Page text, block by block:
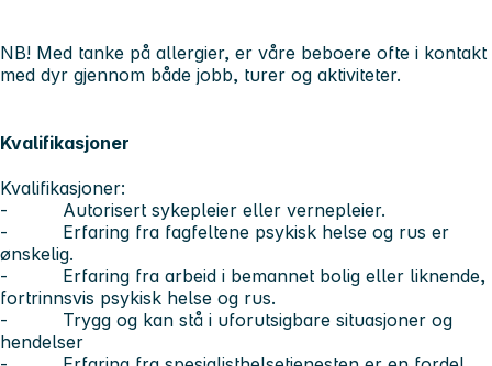
NB! Med tanke på allergier, er våre beboere ofte i kontakt
med dyr gjennom både jobb, turer og aktiviteter.
Kvalifikasjoner
Kvalifikasjoner:
- Autorisert sykepleier eller vernepleier.
- Erfaring fra fagfeltene psykisk helse og rus er
ønskelig.
- Erfaring fra arbeid i bemannet bolig eller liknende,
fortrinnsvis psykisk helse og rus.
- Trygg og kan stå i uforutsigbare situasjoner og
hendelser